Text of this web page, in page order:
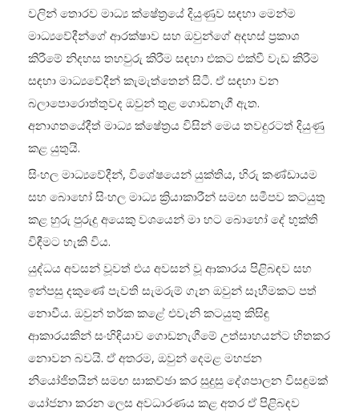
වලින් තොරව මාධ්‍ය ක්ෂේත්‍රයේ දියුණුව සඳහා මෙන්ම
මාධ්‍යවේදීන්ගේ ආරක්ෂාව සහ ඔවුන්ගේ අදහස් ප්‍රකාශ
කිරීමේ නිදහස තහවුරු කිරීම සඳහා එකට එක්වී වැඩ කිරීම
සඳහා මාධ්‍යවේදීන් කැමැත්තෙන් සිටී. ඒ සඳහා වන
බලාපොරොත්තුවද ඔවුන් තුළ ගොඩනැගී ඇත.
අනාගතයේදීත් මාධ්‍ය ක්ෂේත්‍රය විසින් මෙය තවදුරටත් දියුණු
කළ යුතුයි.
සිංහල මාධ්‍යවේදීන්, විශේෂයෙන් යුක්තිය, හිරු කණ්ඩායම
සහ බොහෝ සිංහල මාධ්‍ය ක්‍රියාකාරීන් සමඟ සමීපව කටයුතු
කළ හුරු පුරුදු අයෙකු වශයෙන් මා හට බොහෝ දේ භුක්ති
විඳීමට හැකි විය.
යුද්ධය අවසන් වූවත් එය අවසන් වූ ආකාරය පිළිබඳව සහ
ඉන්පසු දකුණේ පැවති සැමරුම් ගැන ඔවුන් සෑහීමකට පත්
නොවීය. ඔවුන් තර්ක කළේ එවැනි කටයුතු කිසිඳු
ආකාරයකින් සංහිඳියාව ගොඩනැගීමේ උත්සාහයන්ට හිතකර
නොවන බවයි. ඒ අතරම, ඔවුන් දෙමළ මහජන
නියෝජිතයින් සමඟ සාකච්ඡා කර සුදුසු දේශපාලන විසඳුමක්
යෝජනා කරන ලෙස අවධාරණය කළ අතර ඒ පිළිබඳව